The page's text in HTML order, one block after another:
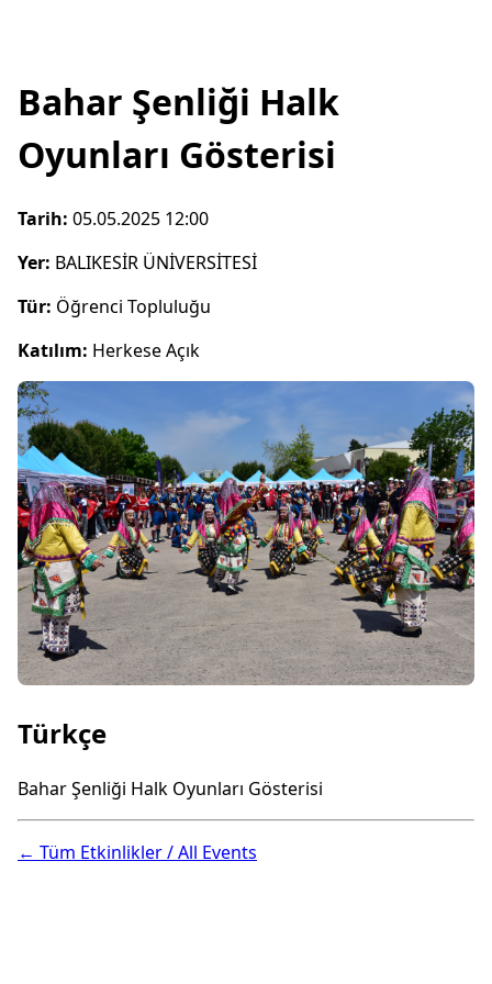
Bahar Şenliği Halk
Oyunları Gösterisi
Tarih: 05.05.2025 12:00
Yer: BALIKESİR ÜNİVERSİTESİ
Tür: Öğrenci Topluluğu
Katılım: Herkese Açık
Türkçe
Bahar Şenliği Halk Oyunları Gösterisi
← Tüm Etkinlikler / All Events